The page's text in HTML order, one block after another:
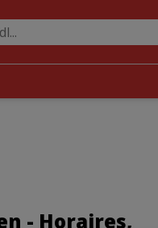
- Horaires,